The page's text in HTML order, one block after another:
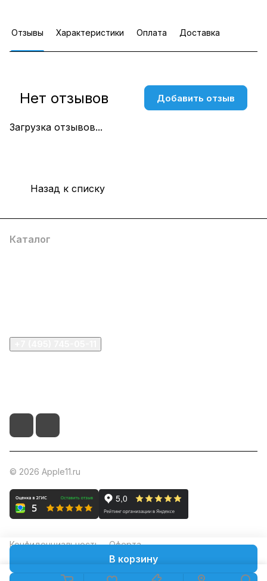
В корзину
Отзывы Характеристики Оплата Доставка
Загрузка отзывов...
Нет отзывов Добавить отзыв
Назад к списку
Каталог
© 2026 Apple11.ru
Конфиденциальность Оферта